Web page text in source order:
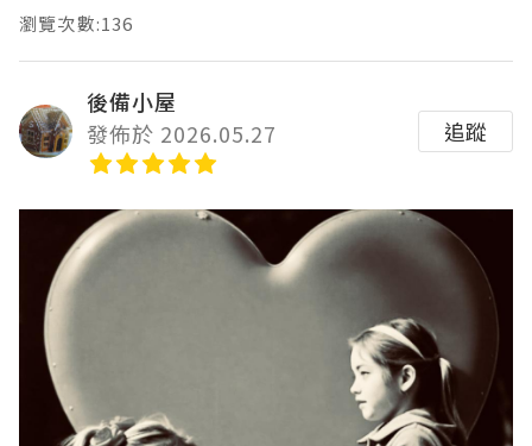
瀏覽次數:136
後備小屋
發佈於 2026.05.27
追蹤